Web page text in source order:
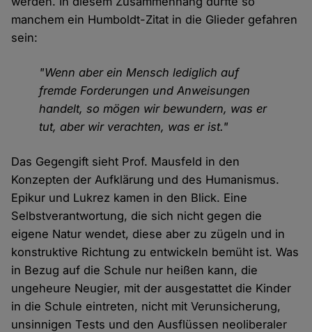
manchem ein Humboldt-Zitat in die Glieder gefahren
sein:
"Wenn aber ein Mensch lediglich auf
fremde Forderungen und Anweisungen
handelt, so mögen wir bewundern, was er
tut, aber wir verachten, was er ist."
Das Gegengift sieht Prof. Mausfeld in den
Konzepten der Aufklärung und des Humanismus.
Epikur und Lukrez kamen in den Blick. Eine
Selbstverantwortung, die sich nicht gegen die
eigene Natur wendet, diese aber zu zügeln und in
konstruktive Richtung zu entwickeln bemüht ist. Was
in Bezug auf die Schule nur heißen kann, die
ungeheure Neugier, mit der ausgestattet die Kinder
in die Schule eintreten, nicht mit Verunsicherung,
unsinnigen Tests und den Ausflüssen neoliberaler